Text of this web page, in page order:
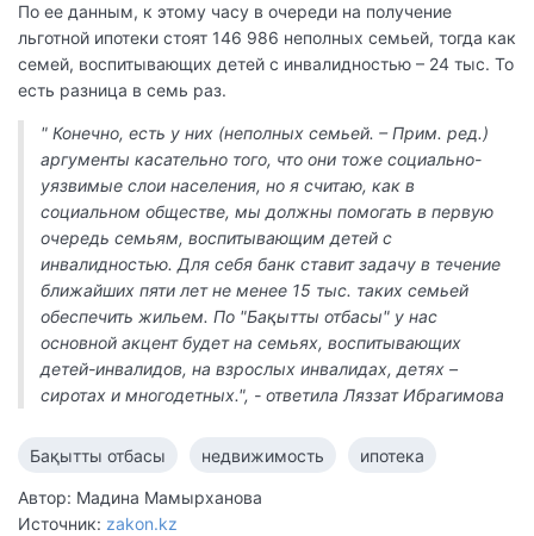
По ее данным, к этому часу в очереди на получение
льготной ипотеки стоят 146 986 неполных семьей, тогда как
семей, воспитывающих детей с инвалидностью – 24 тыс. То
есть разница в семь раз.
" Конечно, есть у них (неполных семьей. – Прим. ред.)
аргументы касательно того, что они тоже социально-
уязвимые слои населения, но я считаю, как в
социальном обществе, мы должны помогать в первую
очередь семьям, воспитывающим детей с
инвалидностью. Для себя банк ставит задачу в течение
ближайших пяти лет не менее 15 тыс. таких семьей
обеспечить жильем. По "Бақытты отбасы" у нас
основной акцент будет на семьях, воспитывающих
детей-инвалидов, на взрослых инвалидах, детях –
сиротах и многодетных.", - ответила Ляззат Ибрагимова
Бақытты отбасы недвижимость ипотека
Автор: Мадина Мамырханова
Источник: zakon.kz